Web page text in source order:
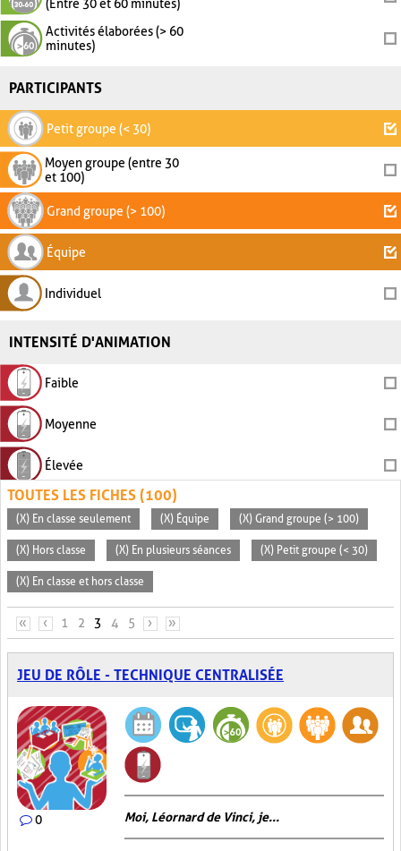
(Entre 30 et 60 minutes)
Activités élaborées (> 60
minutes)
PARTICIPANTS
Petit groupe (< 30)
Moyen groupe (entre 30
et 100)
Grand groupe (> 100)
Équipe
Individuel
INTENSITÉ D'ANIMATION
Faible
Moyenne
Élevée
TOUTES LES FICHES (100)
(X) En classe seulement (X) Équipe (X) Grand groupe (> 100)
(X) Hors classe (X) En plusieurs séances (X) Petit groupe (< 30)
(X) En classe et hors classe
PAGES
« ‹ 1 2 3 4 5 › »
JEU DE RÔLE - TECHNIQUE CENTRALISÉE
0 Moi, Léornard de Vinci, je...